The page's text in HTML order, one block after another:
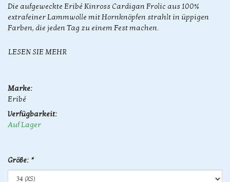
Die aufgeweckte Eribé Kinross Cardigan Frolic aus 100%
extrafeiner Lammwolle mit Hornknöpfen strahlt in üppigen
Farben, die jeden Tag zu einem Fest machen.
LESEN SIE MEHR
Marke:
Eribé
Verfügbarkeit:
Auf Lager
Größe: *